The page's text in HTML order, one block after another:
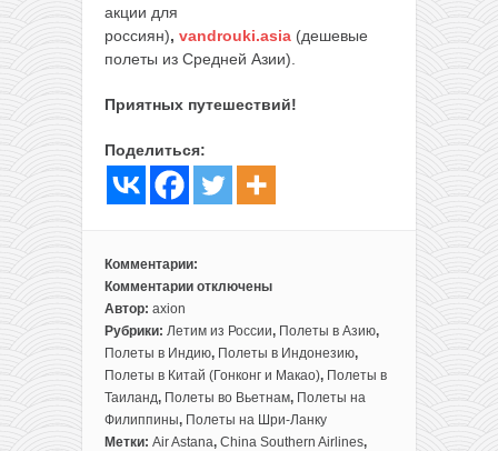
акции для
россиян), vandrouki.asia (дешевые
полеты из Средней Азии).
Приятных путешествий!
Поделиться:
Комментарии:
Комментарии
к
записи
Большая
подборка
самых
дешевых
билетов
отключены
Автор: axion
Рубрики: Летим из России, Полеты в Азию,
Полеты в Индию, Полеты в Индонезию,
Полеты в Китай (Гонконг и Макао), Полеты в
Таиланд, Полеты во Вьетнам, Полеты на
Филиппины, Полеты на Шри-Ланку
Метки: Air Astana, China Southern Airlines,